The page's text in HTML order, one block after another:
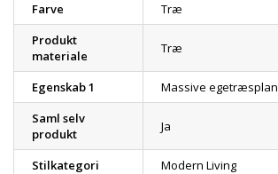
Farve
Træ
Produkt
materiale
Træ
Egenskab 1
Massive
Saml selv
produkt
Ja
Stilkategori
Modern Living